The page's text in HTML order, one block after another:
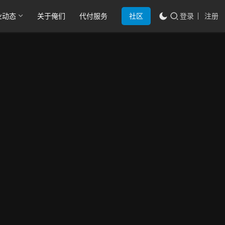
动态 关于俺们 代付服务 社区 登录 注册